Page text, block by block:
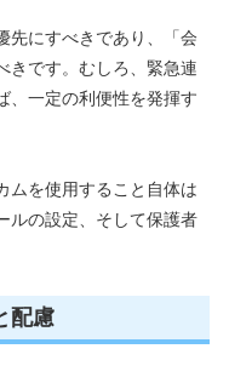
先にすべきであり、「会
きです。むしろ、緊急連
、一定の利便性を発揮す
ムを使用すること自体は
ルの設定、そして保護者
配慮